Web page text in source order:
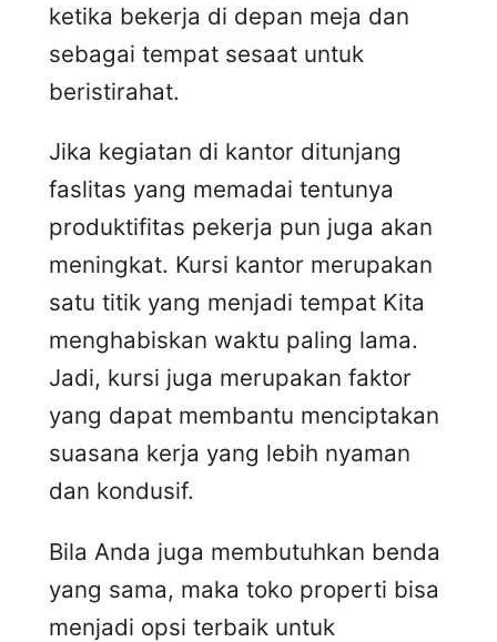
ketika bekerja di depan meja dan
sebagai tempat sesaat untuk
beristirahat.
Jika kegiatan di kantor ditunjang
faslitas yang memadai tentunya
produktifitas pekerja pun juga akan
meningkat. Kursi kantor merupakan
satu titik yang menjadi tempat Kita
menghabiskan waktu paling lama.
Jadi, kursi juga merupakan faktor
yang dapat membantu menciptakan
suasana kerja yang lebih nyaman
dan kondusif.
Bila Anda juga membutuhkan benda
yang sama, maka toko properti bisa
menjadi opsi terbaik untuk